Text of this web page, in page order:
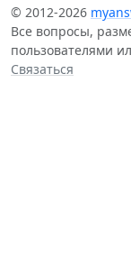
© 2012-2026
Все вопросы,
пользователями
Связаться